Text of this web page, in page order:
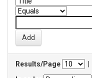
Results/Page